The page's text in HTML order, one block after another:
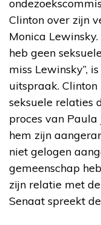
Clinton over zijn
Monica
heb geen
miss Lewinsky”,
uitspraak.
seksuele relaties
proces van Paula
hem zijn
niet gelogen
gemeenschap
zijn relatie met
Senaat spreekt